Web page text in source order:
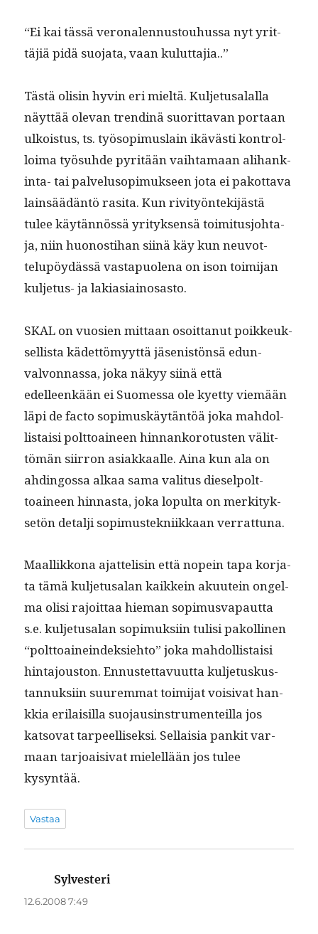
“Ei kai tässä veronalen­nus­touhus­sa nyt yrit­
täjiä pidä suo­ja­ta, vaan kuluttajia..”
Tästä olisin hyvin eri mieltä. Kul­je­tusalal­la
näyt­tää ole­van trend­inä suorit­ta­van por­taan
ulkois­tus, ts. työ­sopimus­lain ikävästi kon­trol­
loima työ­suhde pyritään vai­h­ta­maan ali­hank­
in­ta- tai palvelu­sopimuk­seen jota ei pakot­ta­va
lain­säädän­tö rasita. Kun riv­i­työn­tek­i­jästä
tulee käytän­nössä yri­tyk­sen­sä toim­i­tusjo­hta­
ja, niin huonos­ti­han siinä käy kun neu­vot­
telupöy­dässä vastapuole­na on ison toim­i­jan
kul­je­tus- ja lakiasiainosasto.
SKAL on vuosien mit­taan osoit­tanut poikkeuk­
sel­lista kädet­tömyyt­tä jäsenistön­sä edun­
valvon­nas­sa, joka näkyy siinä että
edelleenkään ei Suomes­sa ole kyet­ty viemään
läpi de fac­to sopimuskäytän­töä joka mah­dol­
lis­taisi polt­toaineen hin­nanko­ro­tusten välit­
tömän siir­ron asi­akkaalle. Aina kun ala on
ahdin­gos­sa alkaa sama val­i­tus dieselpolt­
toaineen hin­nas­ta, joka lop­ul­ta on merk­i­tyk­
setön detalji sopimustekni­ikkaan verrattuna.
Maal­likkona ajat­telisin että nopein tapa kor­ja­
ta tämä kul­je­tusalan kaikkein aku­utein ongel­
ma olisi rajoit­taa hie­man sopimus­va­paut­ta
s.e. kul­je­tusalan sopimuk­si­in tulisi pakolli­nen
“polt­toainein­dek­siehto” joka mah­dol­lis­taisi
hin­ta­jous­ton. Ennustet­tavu­ut­ta kul­je­tuskus­
tan­nuk­si­in suurem­mat toim­i­jat voisi­vat han­
kkia eri­laisil­la suo­jausin­stru­menteil­la jos
katso­vat tarpeel­lisek­si. Sel­l­aisia pankit var­
maan tar­joaisi­vat mielel­lään jos tulee
kysyntää.
Vastaa
Sylvesteri
12.6.2008 7:49